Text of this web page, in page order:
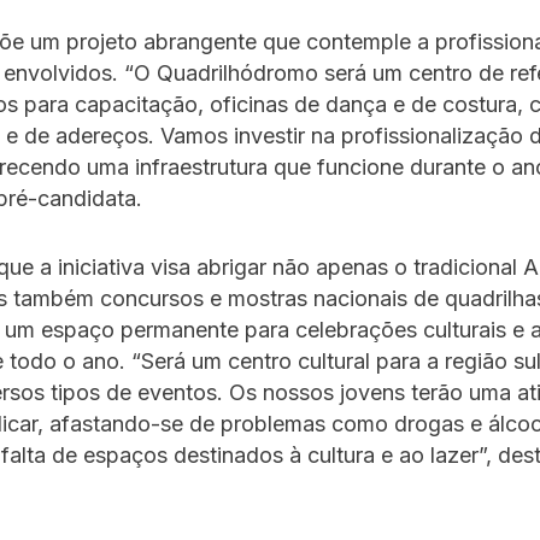
um projeto abrangente que contemple a
“O Quadrilhódromo será um centro de
para capacitação, oficinas de dança e de costura,
e de adereços. Vamos investir na profissionalização
uma infraestrutura que funcione durante o
candidata.
a iniciativa visa abrigar não apenas o tradicional
também concursos e mostras nacionais de
espaço permanente para celebrações culturais e
todo o ano. “Será um centro cultural para a região
tipos de eventos. Os nossos jovens terão uma
afastando-se de problemas como drogas e
de espaços destinados à cultura e ao lazer”,